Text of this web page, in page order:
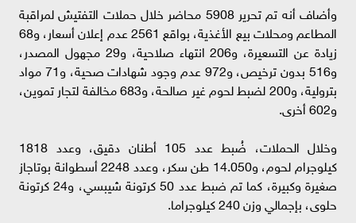
وأضاف أنه تم تحرير 5908 محاضر خلال حملات التفتيش لمراقبة
المطاعم ومحلات بيع الأغذية، بواقع 2561 عدم إعلان أسعار، و68
زيادة عن التسعيرة، و206 انتهاء صلاحية، و29 مجهول المصدر،
و516 بدون ترخيص، و972 عدم وجود شهادات صحية، و71 مواد
بترولية، و200 لضبط لحوم غير صالحة، و683 مخالفة لتجار تموين،
و602 أخرى.
وخلال الحملات، ضُبط عدد 105 أطنان دقيق، وعدد 1818
كيلوجرام لحوم، و14.050 طن سكر، وعدد 2248 أسطوانة بوتاجاز
صغيرة وكبيرة، كما تم ضبط عدد 50 كرتونة شيبسي، و24 كرتونة
حلوى، بإجمالي وزن 240 كيلوجراما.